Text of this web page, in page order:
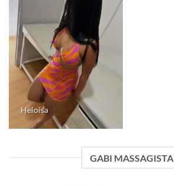
Heloísa
GABI MASSAGISTA